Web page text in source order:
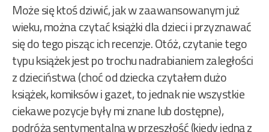
Może się ktoś dziwić, jak w zaawansowanym już
wieku, można czytać książki dla dzieci i przyznawać
się do tego pisząc ich recenzje. Otóż, czytanie tego
typu książek jest po trochu nadrabianiem zaległości
z dzieciństwa (choć od dziecka czytałem dużo
książek, komiksów i gazet, to jednak nie wszystkie
ciekawe pozycje były mi znane lub dostępne),
podróżą sentymentalną w przeszłość (kiedy jedną z